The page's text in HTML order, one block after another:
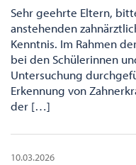
Sehr geehrte Eltern,
anstehenden
Kenntnis. Im Rahmen
bei den Schülerinnen
Untersuchung
Erkennung von
der […]
10.03.2026